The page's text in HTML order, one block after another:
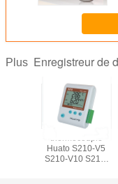
Plus Enregistreur de
thermocouple
Huato S210-V5
S210-V10 S210-